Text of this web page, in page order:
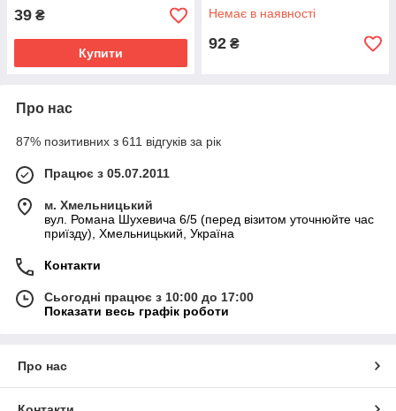
39 ₴
Купити
Немає в наявності
92 ₴
Про нас
87% позитивних з 611 відгуків за рік
Працює з 05.07.2011
м. Хмельницький
вул. Романа Шухевича 6/5 (перед візитом уточнюйте час
приїзду), Хмельницький, Україна
Контакти
Сьогодні працює з 10:00 до 17:00
Показати весь графік роботи
Про нас